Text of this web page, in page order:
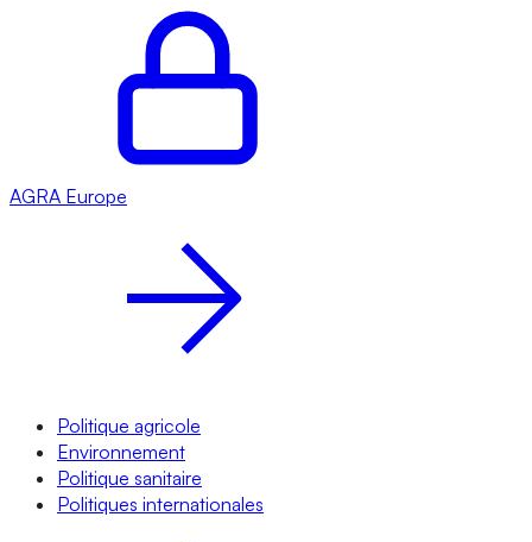
AGRA Europe
Politique agricole
Environnement
Politique sanitaire
Politiques internationales